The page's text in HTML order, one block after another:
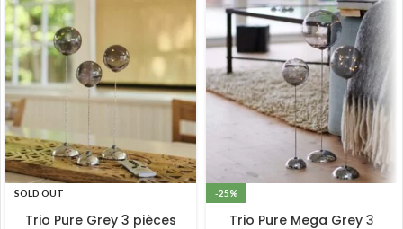
SOLD OUT
Trio Pure Grey 3 pièces
-25%
Trio Pure Mega Grey 3